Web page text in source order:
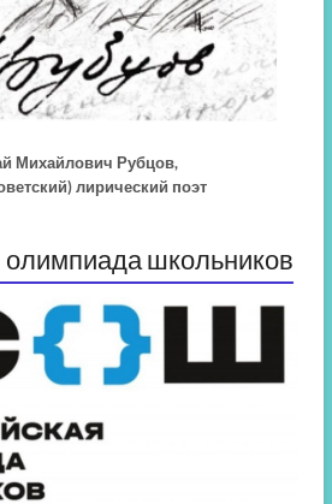
Михайлович Рубцов,
лирический поэт
олимпиада школьников